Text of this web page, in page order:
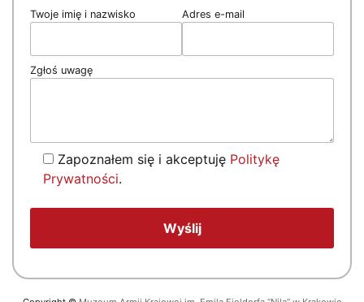
Twoje imię i nazwisko Adres e-mail
Zgłoś uwagę
Zapoznałem się i akceptuję Politykę
Prywatności.